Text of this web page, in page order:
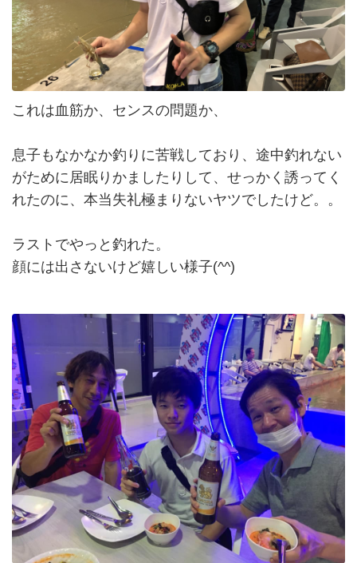
これは血筋か、センスの問題か、
息子もなかなか釣りに苦戦しており、途中釣れない
がために居眠りかましたりして、せっかく誘ってく
れたのに、本当失礼極まりないヤツでしたけど。。
ラストでやっと釣れた。
顔には出さないけど嬉しい様子(^^)